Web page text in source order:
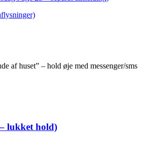
af huset” – hold øje med messenger/sms
lukket hold)